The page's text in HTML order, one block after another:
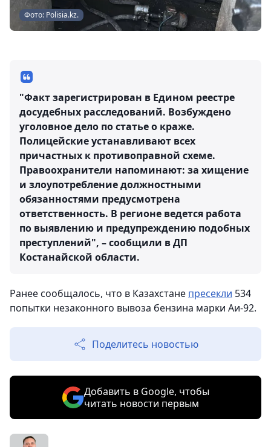
Фото: Polisia.kz.
"Факт зарегистрирован в Едином реестре
досудебных расследований. Возбуждено
уголовное дело по статье о краже.
Полицейские устанавливают всех
причастных к противоправной схеме.
Правоохранители напоминают: за хищение
и злоупотребление должностными
обязанностями предусмотрена
ответственность. В регионе ведется работа
по выявлению и предупреждению подобных
преступлений", – сообщили в ДП
Костанайской области.
Ранее сообщалось, что в Казахстане пресекли 534
попытки незаконного вывоза бензина марки Аи-92.
Поделитесь новостью
Добавить в Google, чтобы
читать новости первым